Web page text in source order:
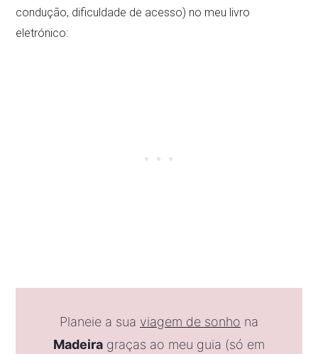
condução, dificuldade de acesso) no meu livro
eletrónico:
Planeie a sua viagem de sonho na
Madeira graças ao meu guia (só em